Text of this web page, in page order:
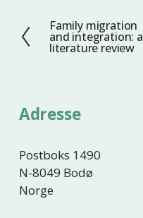
F
o
g
Family migration
and integration: a
literature review
Adresse
Postboks 1490
N-8049 Bodø
Norge